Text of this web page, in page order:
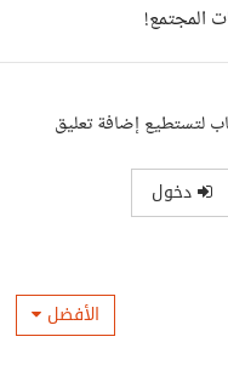
المجتمع!
لتستطيع إضافة تعليق
دخول
الأفضل